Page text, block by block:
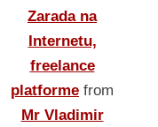
Zarada na
Internetu,
freelance
platforme from
Mr Vladimir